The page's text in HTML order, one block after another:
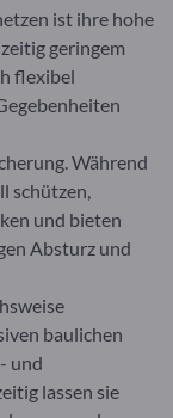
ist ihre hohe
geringem
flexibel
Während
schützen,
und bieten
Absturz und
baulichen
und
lassen sie